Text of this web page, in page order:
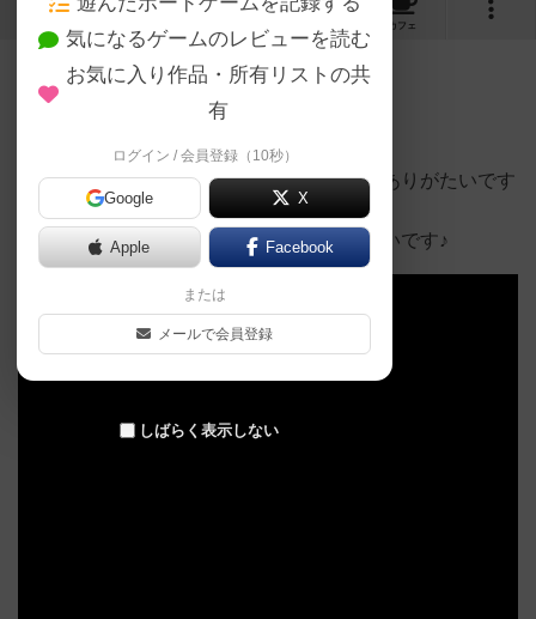
カフェ
551名 0名 0 約9年前
要素がいろいろあって大変だったけど
インストに挑戦してみました！
いろいろアドバイスをしていただけると、ありがたいです
みんなで一緒に「 ラーっ！」と叫んでみたいです♪
気になるゲームのレビューを読む
お気に入り作品・所有リストの共
有
ログイン / 会員登録（10秒）
Google X
Apple Facebook
または
メールで会員登録
しばらく表示しない